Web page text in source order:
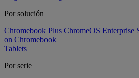
Por solución
Chromebook Plus ChromeOS Enterprise
on Chromebook
Tablets
Por serie